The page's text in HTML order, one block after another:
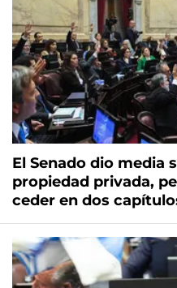
El Senado dio media
propiedad privada,
ceder en dos